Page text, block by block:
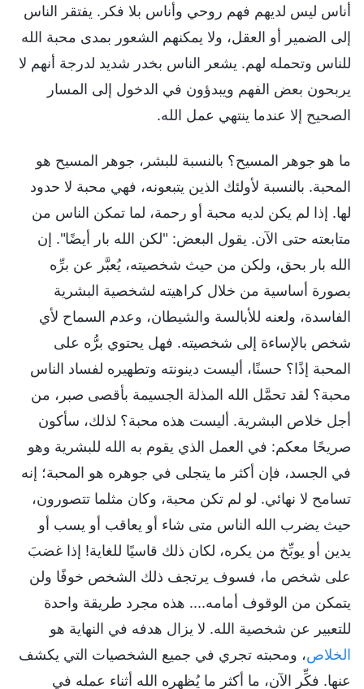
أناس ليس لديهم فهم روحي وأناس بلا فكر. يفتقر الناس
إلى الضمير أو العقل، ولا يمكنهم الشعور بمدى محبة الله
للناس وتحمله لهم. يشعر الناس بخدر شديد لدرجة أنهم لا
يربحون بعض الفهم ويبدؤون في الدخول إلى المسار
الصحيح إلا عندما ينتهي عمل الله.
ما هو جوهر المسيح؟ بالنسبة للبشر، جوهر المسيح هو
المحبة. بالنسبة لأولئك الذين يتبعونه، فهي محبة لا حدود
لها. إذا لم يكن لديه محبة أو رحمة، لما تمكن الناس من
متابعته حتى الآن. يقول البعض: "لكن الله بار أيضًا". إن
الله بار بحق، ولكن من حيث شخصيته، يُعبَّر عن برِّه
بصورة أساسية من خلال كراهيته لشخصية البشرية
الفاسدة، ولعنه للأبالسة والشيطان، وعدم السماح لأي
شخص بالإساءة إلى شخصيته. فهل يحتوي برُّه على
المحبة إذًا؟ حسنًا، أليست دينونته وتطهيره لفساد الناس
محبة؟ لقد تحمَّل الله المذلة الجسيمة بأقصى صبر، من
أجل خلاص البشرية. أليست هذه محبة؟ لذلك، سأكون
صريحًا معكم: في العمل الذي يقوم به الله للبشرية وهو
في الجسد، فإن أكثر ما يتجلى في جوهره هو المحبة؛ إنه
تسامح لا نهائي. لو لم تكن محبة، وكان مثلما تتصورون،
حيث يضرب الله الناس متى شاء أو يعاقب أو يسب أو
يدين أو يوبِّخ من يكره، لكان ذلك قاسيًا للغاية! إذا غضبَ
على شخص ما، فسوف يرتجف ذلك الشخص خوفًا ولن
يتمكن من الوقوف أمامه.... هذه مجرد طريقة واحدة
للتعبير عن شخصية الله. لا يزال هدفه في النهاية هو
الخلاص، ومحبته تجري في جميع الشخصيات التي يكشف
عنها. فكِّر الآن، ما أكثر ما يُظهره الله أثناء عمله في